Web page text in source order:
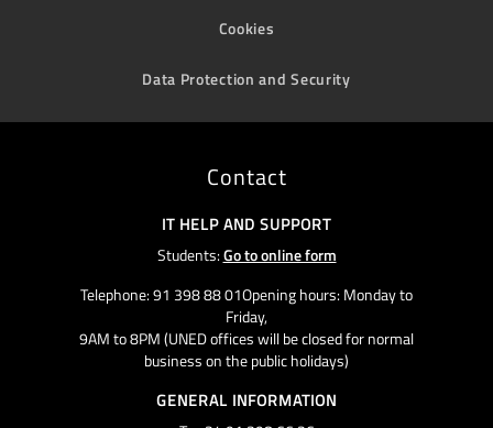
Cookies
Data Protection and Security
Contact
IT HELP AND SUPPORT
Students:Go to online form
Telephone: 91 398 88 01Opening hours: Monday to
Friday,
9AM to 8PM (UNED offices will be closed for normal
business on the public holidays)
GENERAL INFORMATION